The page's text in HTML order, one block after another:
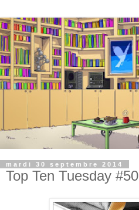
mardi 30 septembre 2014
Top Ten Tuesday #50